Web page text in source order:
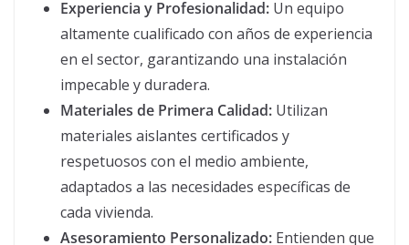
Experiencia y Profesionalidad: Un equipo
altamente cualificado con años de experiencia
en el sector, garantizando una instalación
impecable y duradera.
Materiales de Primera Calidad: Utilizan
materiales aislantes certificados y
respetuosos con el medio ambiente,
adaptados a las necesidades específicas de
cada vivienda.
Asesoramiento Personalizado: Entienden que